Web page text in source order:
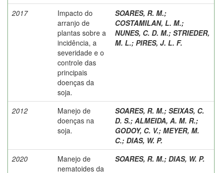
2017
Impacto do
arranjo de
plantas sobre a
incidência, a
severidade e o
controle das
principais
doenças da
soja.
SOARES, R. M.;
COSTAMILAN, L. M.;
NUNES, C. D. M.; STRIEDER,
M. L.; PIRES, J. L. F.
2012
Manejo de
doenças na
soja.
SOARES, R. M.; SEIXAS, C.
D. S.; ALMEIDA, A. M. R.;
GODOY, C. V.; MEYER, M.
C.; DIAS, W. P.
2020
Manejo de
nematoides da
SOARES, R. M.; DIAS, W. P.